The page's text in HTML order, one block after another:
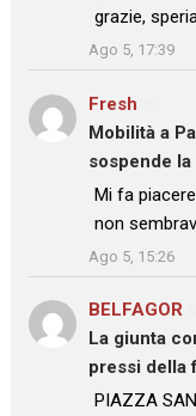
: “
grazie,
”
Ago 5, 17:39
Fresh
Mobilità a
sospende
: “
Mi fa
non
”
Ago 5, 15:26
BELFAGOR
La giunta
pressi della
: “
PIAZZA